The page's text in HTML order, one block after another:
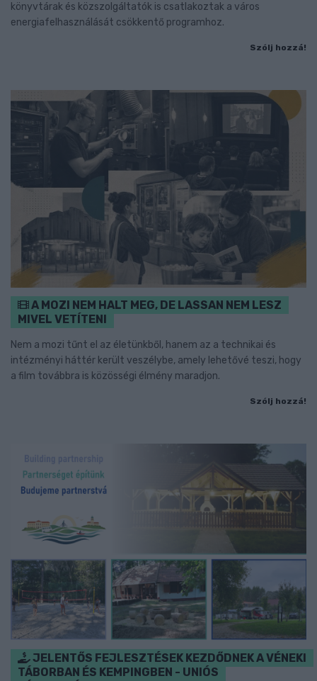
könyvtárak és közszolgáltatók is csatlakoztak a város
energiafelhasználását csökkentő programhoz.
Szólj hozzá!
A MOZI NEM HALT MEG, DE LASSAN NEM LESZ
MIVEL VETÍTENI
Nem a mozi tűnt el az életünkből, hanem az a technikai és
intézményi háttér került veszélybe, amely lehetővé teszi, hogy
a film továbbra is közösségi élmény maradjon.
Szólj hozzá!
JELENTŐS FEJLESZTÉSEK KEZDŐDNEK A VÉNEKI
TÁBORBAN ÉS KEMPINGBEN - UNIÓS